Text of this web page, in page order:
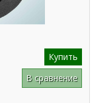
Купить
В сравнение